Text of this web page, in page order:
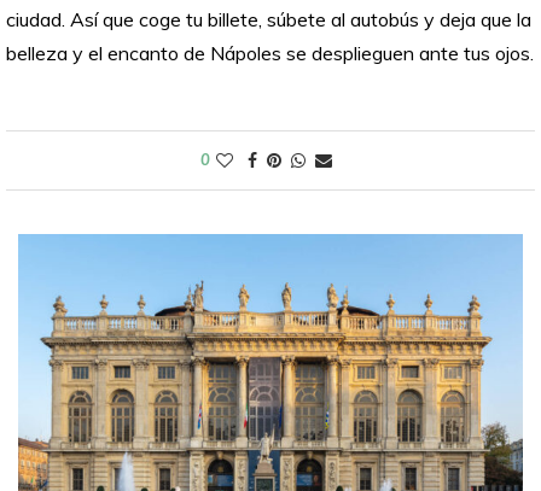
ciudad. Así que coge tu billete, súbete al autobús y deja que la
belleza y el encanto de Nápoles se desplieguen ante tus ojos.
0